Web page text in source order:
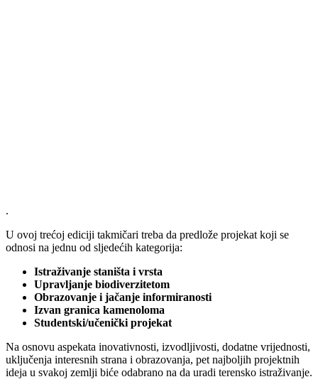
.
U ovoj trećoj ediciji takmičari treba da predlože projekat koji se
odnosi na jednu od sljedećih kategorija:
Istraživanje staništa i vrsta
Upravljanje biodiverzitetom
Obrazovanje i jačanje informiranosti
Izvan granica kamenoloma
Studentski/učenički projekat
Na osnovu aspekata inovativnosti, izvodljivosti, dodatne vrijednosti,
uključenja interesnih strana i obrazovanja, pet najboljih projektnih
ideja u svakoj zemlji biće odabrano na da uradi terensko istraživanje.